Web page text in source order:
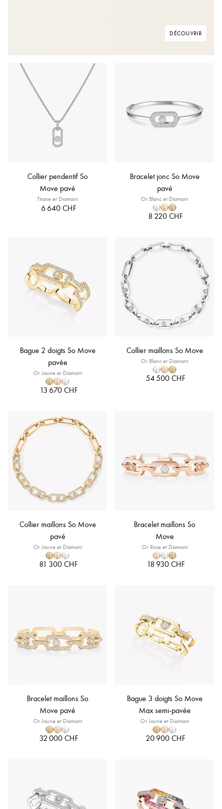
DÉCOUVRIR
Collier pendentif So
Move pavé
Titane et Diamant
6 640 CHF
Bracelet jonc So Move
pavé
Or Blanc et Diamant
8 220 CHF
Bague 2 doigts So Move
pavée
Or Jaune et Diamant
13 670 CHF
Collier maillons So Move
Or Blanc et Diamant
54 500 CHF
Collier maillons So Move
pavé
Or Jaune et Diamant
81 300 CHF
Bracelet maillons So
Move
Or Rose et Diamant
18 930 CHF
Bracelet maillons So
Move pavé
Or Jaune et Diamant
32 000 CHF
Bague 3 doigts So Move
Max semi-pavée
Or Jaune et Diamant
20 900 CHF